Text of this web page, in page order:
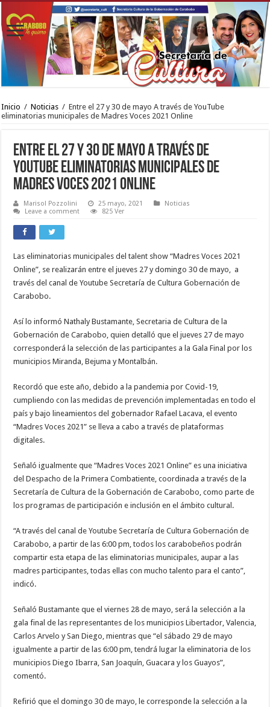
Inicio / Noticias / Entre el 27 y 30 de mayo A través de YouTube
eliminatorias municipales de Madres Voces 2021 Online
Entre el 27 y 30 de mayo A través de
YouTube eliminatorias municipales de
Madres Voces 2021 Online
Marisol Pozzolini 25 mayo, 2021
Noticias
Leave a comment
825 Ver
Las eliminatorias municipales del talent show “Madres Voces 2021
Online”, se realizarán entre el jueves 27 y domingo 30 de mayo, a
través del canal de Youtube Secretaría de Cultura Gobernación de
Carabobo.
Así lo informó Nathaly Bustamante, Secretaria de Cultura de la
Gobernación de Carabobo, quien detalló que el jueves 27 de mayo
corresponderá la selección de las participantes a la Gala Final por los
municipios Miranda, Bejuma y Montalbán.
Recordó que este año, debido a la pandemia por Covid-19,
cumpliendo con las medidas de prevención implementadas en todo el
país y bajo lineamientos del gobernador Rafael Lacava, el evento
“Madres Voces 2021” se lleva a cabo a través de plataformas
digitales.
Señaló igualmente que “Madres Voces 2021 Online” es una iniciativa
del Despacho de la Primera Combatiente, coordinada a través de la
Secretaría de Cultura de la Gobernación de Carabobo, como parte de
los programas de participación e inclusión en el ámbito cultural.
“A través del canal de Youtube Secretaría de Cultura Gobernación de
Carabobo, a partir de las 6:00 pm, todos los carabobeños podrán
compartir esta etapa de las eliminatorias municipales, aupar a las
madres participantes, todas ellas con mucho talento para el canto”,
indicó.
Señaló Bustamante que el viernes 28 de mayo, será la selección a la
gala final de las representantes de los municipios Libertador, Valencia,
Carlos Arvelo y San Diego, mientras que “el sábado 29 de mayo
igualmente a partir de las 6:00 pm, tendrá lugar la eliminatoria de los
municipios Diego Ibarra, San Joaquín, Guacara y los Guayos”,
comentó.
Refirió que el domingo 30 de mayo, le corresponde la selección a la